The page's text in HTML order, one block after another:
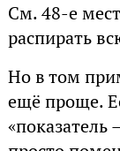
См. 48-е
распирать
Но в том
ещё проще.
«показатель